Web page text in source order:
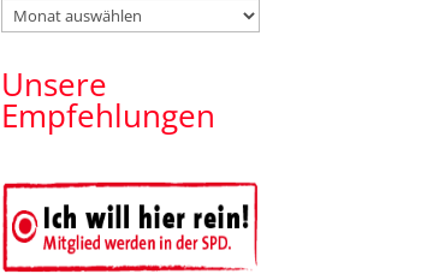
Beiträge
nach
Unsere
Empfehlungen